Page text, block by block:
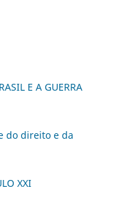
E A GUERRA
do direito e da
XXI